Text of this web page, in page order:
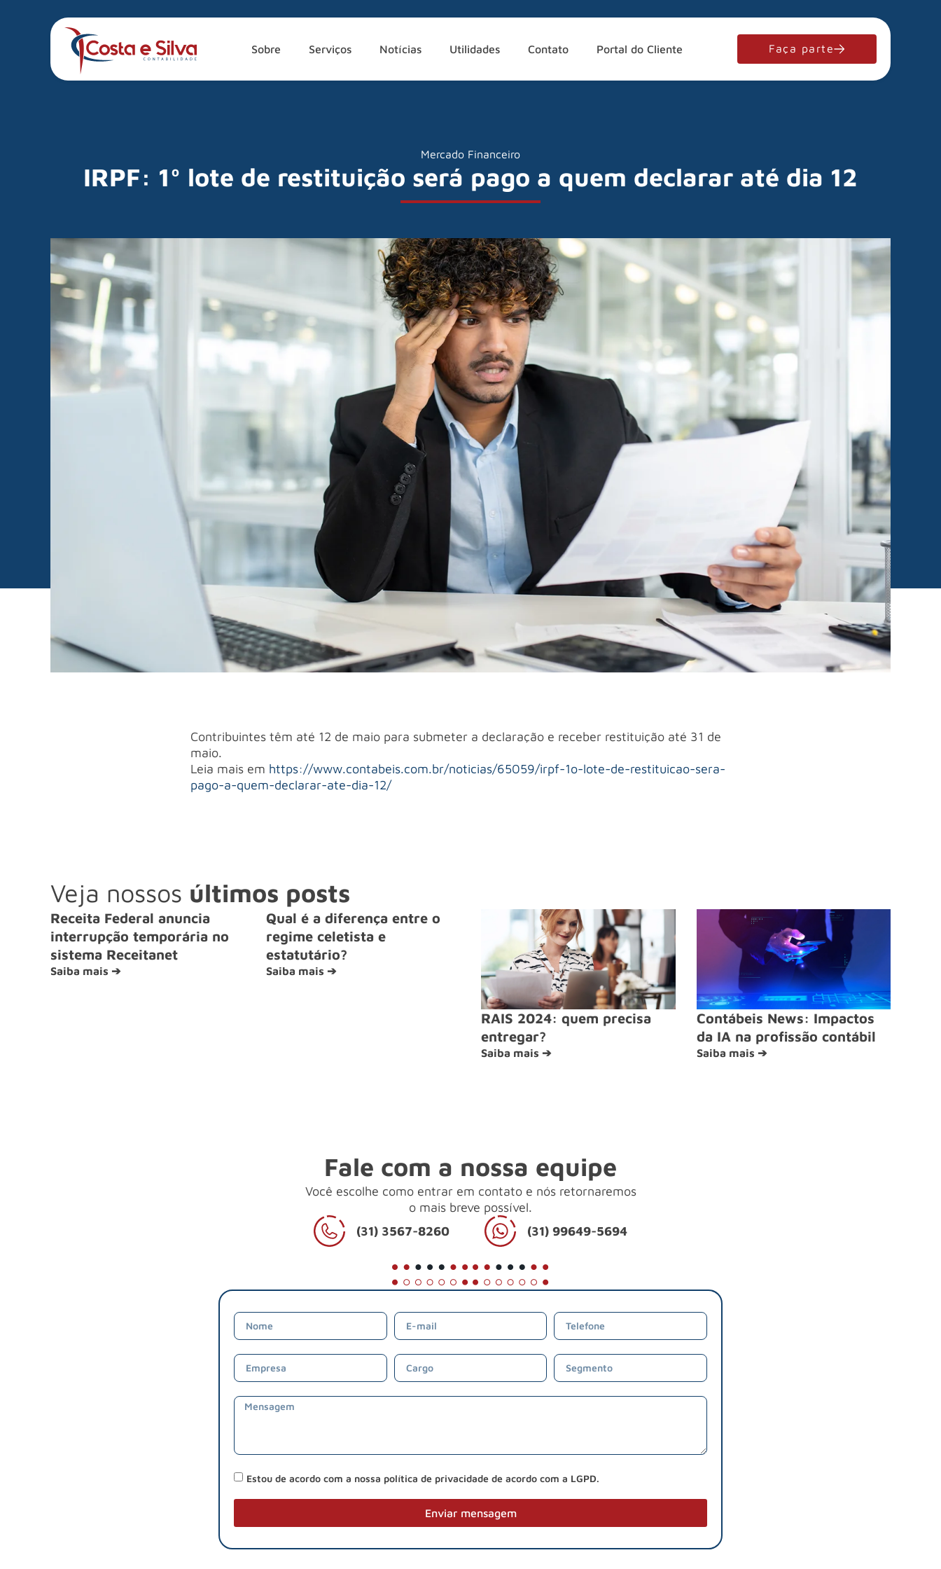
Sobre Serviços Notícias Utilidades Contato Portal do Cliente Faça parte
Mercado Financeiro
IRPF: 1º lote de restituição será pago a quem declarar até dia 12
Contribuintes têm até 12 de maio para submeter a declaração e receber restituição até 31 de
maio.
Leia mais em https://www.contabeis.com.br/noticias/65059/irpf-1o-lote-de-restituicao-sera-
pago-a-quem-declarar-ate-dia-12/
Veja nossos últimos posts
Receita Federal anuncia
interrupção temporária no
sistema Receitanet
Saiba mais ➔
Qual é a diferença entre o
regime celetista e
estatutário?
Saiba mais ➔
RAIS 2024: quem precisa
entregar?
Saiba mais ➔
Contábeis News: Impactos
da IA na profissão contábil
Saiba mais ➔
Fale com a nossa equipe
Você escolhe como entrar em contato e nós retornaremos
o mais breve possível.
(31) 3567-8260
(31) 99649-5694
Estou de acordo com a nossa política de privacidade de acordo com a LGPD.
Enviar mensagem